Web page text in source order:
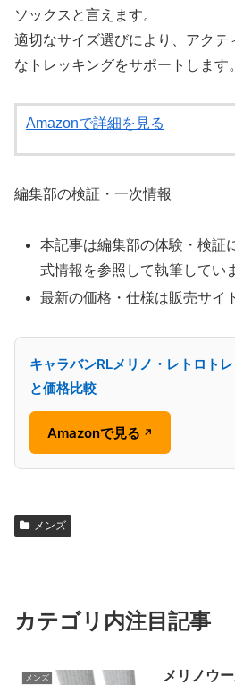
ソックスと言えます。
適切なサイズ選びにより、アクテ
なトレッキングをサポートします。
Amazonで詳細を見る
編集部の検証・一次情報
本記事は編集部の体験・検証
式情報を参照して執筆してい
最新の価格・仕様は販売サイ
キャラバンRLメリノ・レトロト
と価格比較
Amazonで見る ↗
メンズ
カテゴリ内注目記事
メンズ
メリノウ